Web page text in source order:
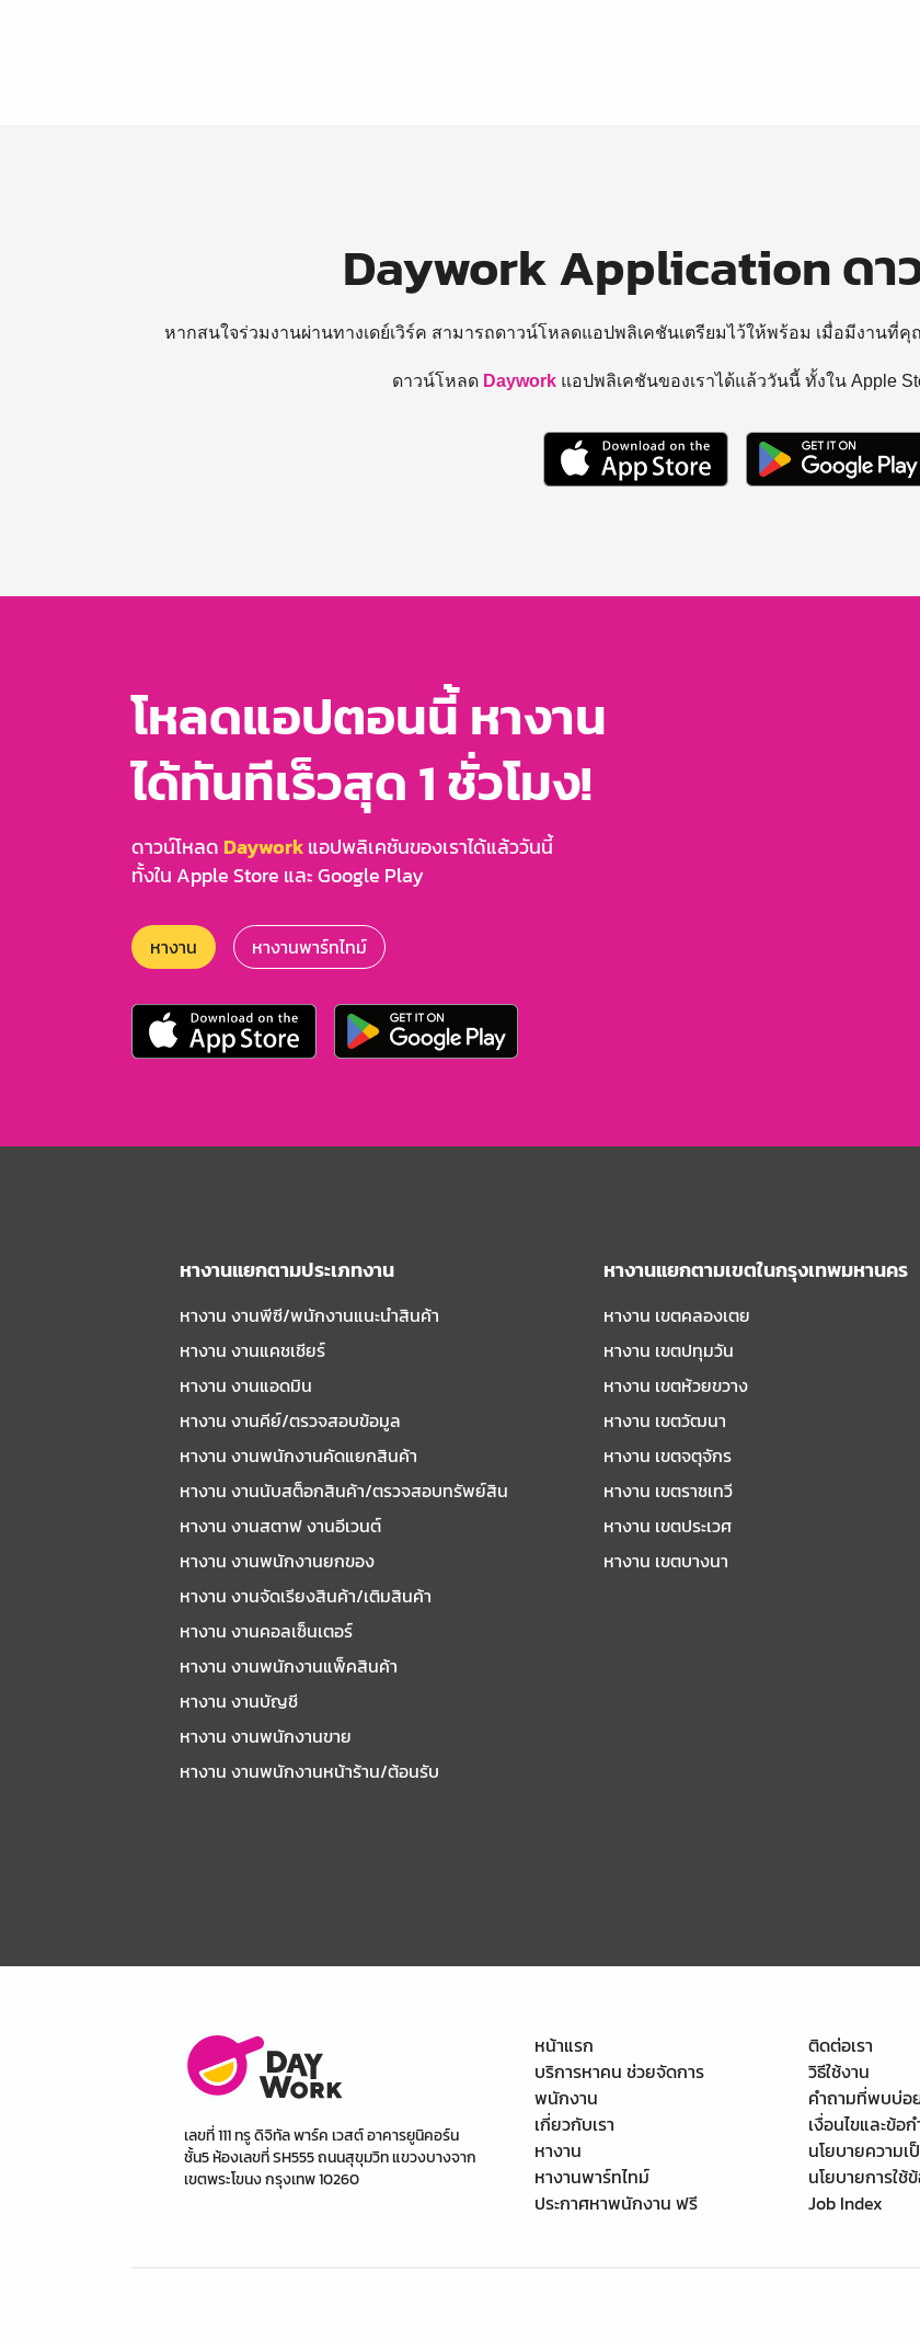
Daywork Application ดา
หากสนใจร่วมงานผ่านทางเดย์เวิร์ค สามารถดาวน์โหลดแอปพลิเคชันเตรียมไว้ให้พร้อม เมื่อมีงานที่คุ
ดาวน์โหลด Daywork แอปพลิเคชันของเราได้แล้ววันนี้ ทั้งใน Apple
โหลดแอปตอนนี้ หางาน
ได้ทันทีเร็วสุด 1 ชั่วโมง!
ดาวน์โหลด Dayworkแอปพลิเคชันของเราได้แล้ววันนี้
ทั้งใน Apple Store และ Google Play
หางาน หางานพาร์ทไทม์
หางานแยกตามประเภทงาน
หางาน งานพีซี/พนักงานแนะนําสินค้า
หางาน งานแคชเชียร์
หางาน งานแอดมิน
หางาน งานคีย์/ตรวจสอบข้อมูล
หางาน งานพนักงานคัดแยกสินค้า
หางาน งานนับสต็อกสินค้า/ตรวจสอบทรัพย์สิน
หางาน งานสตาฟ งานอีเวนต์
หางาน งานพนักงานยกของ
หางาน งานจัดเรียงสินค้า/เติมสินค้า
หางาน งานคอลเซ็นเตอร์
หางาน งานพนักงานแพ็คสินค้า
หางาน งานบัญชี
หางาน งานพนักงานขาย
หางาน งานพนักงานหน้าร้าน/ต้อนรับ
หางานแยกตามเขตในกรุงเทพมหานคร
หางาน เขตคลองเตย
หางาน เขตปทุมวัน
หางาน เขตห้วยขวาง
หางาน เขตวัฒนา
หางาน เขตจตุจักร
หางาน เขตราชเทวี
หางาน เขตประเวศ
หางาน เขตบางนา
เลขที่ 111 ทรู ดิจิทัล พาร์ค เวสต์ อาคารยูนิคอร์น
ชั้น5 ห้องเลขที่ SH555 ถนนสุขุมวิท แขวงบางจาก
เขตพระโขนง กรุงเทพ 10260
หน้าแรก
บริการหาคน ช่วยจัดการ
พนักงาน
เกี่ยวกับเรา
หางาน
หางานพาร์ทไทม์
ประกาศหาพนักงาน ฟรี
ติดต่อเรา
วิธีใช้งาน
คำถามที่พบบ่อ
เงื่อนไขและข้อ
นโยบายความ
นโยบายการใ
Job Index